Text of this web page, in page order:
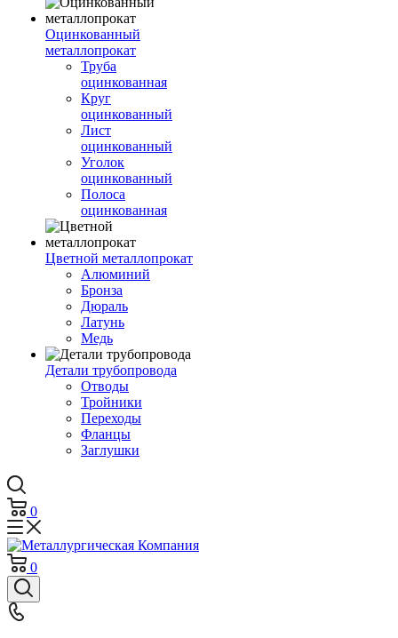
Оцинкованный
металлопрокат
Труба
оцинкованная
Круг
оцинкованный
Лист
оцинкованный
Уголок
оцинкованный
Полоса
оцинкованная
Цветной металлопрокат
Алюминий
Бронза
Дюраль
Латунь
Медь
Детали трубопровода
Отводы
Тройники
Переходы
Фланцы
Заглушки
0
0